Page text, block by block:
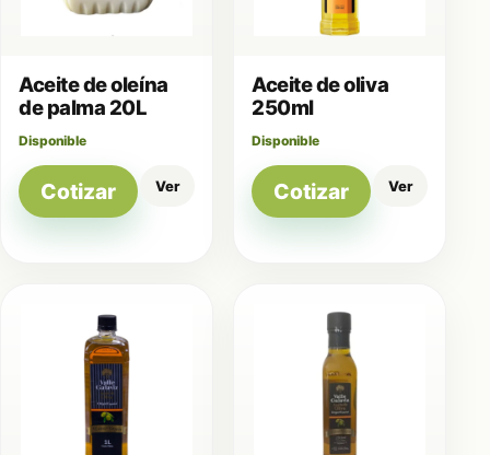
Aceite de oleína
de palma 20L
Disponible
Cotizar Ver
Aceite de oliva
250ml
Disponible
Cotizar Ver